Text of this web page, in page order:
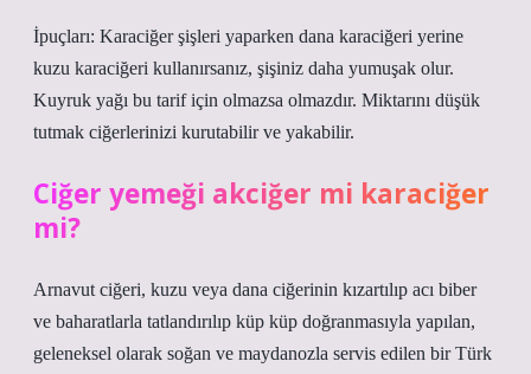
İpuçları: Karaciğer şişleri yaparken dana karaciğeri yerine
kuzu karaciğeri kullanırsanız, şişiniz daha yumuşak olur.
Kuyruk yağı bu tarif için olmazsa olmazdır. Miktarını düşük
tutmak ciğerlerinizi kurutabilir ve yakabilir.
Ciğer yemeği akciğer mi karaciğer
mi?
Arnavut ciğeri, kuzu veya dana ciğerinin kızartılıp acı biber
ve baharatlarla tatlandırılıp küp küp doğranmasıyla yapılan,
geleneksel olarak soğan ve maydanozla servis edilen bir Türk